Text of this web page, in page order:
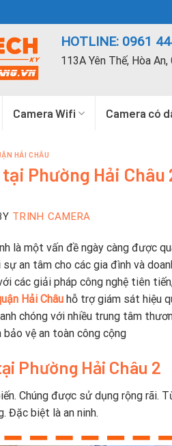
HOTLINE: 0961
113A Yên Thế, Hòa
Camera Wifi Camera có
HẢI CHÂU
Phường Hải Châu
TRINH CAMERA
là một vấn đề ngày càng được
an tâm cho các gia đình và
các giải pháp công nghệ tiên
Hải Châu hỗ trợ giám sát hiệu
chóng với nhiều trung tâm
vệ an toàn công cộng
Phường Hải Châu 2
Chúng được sử dụng rộng rãi.
Đặc biệt là an ninh.